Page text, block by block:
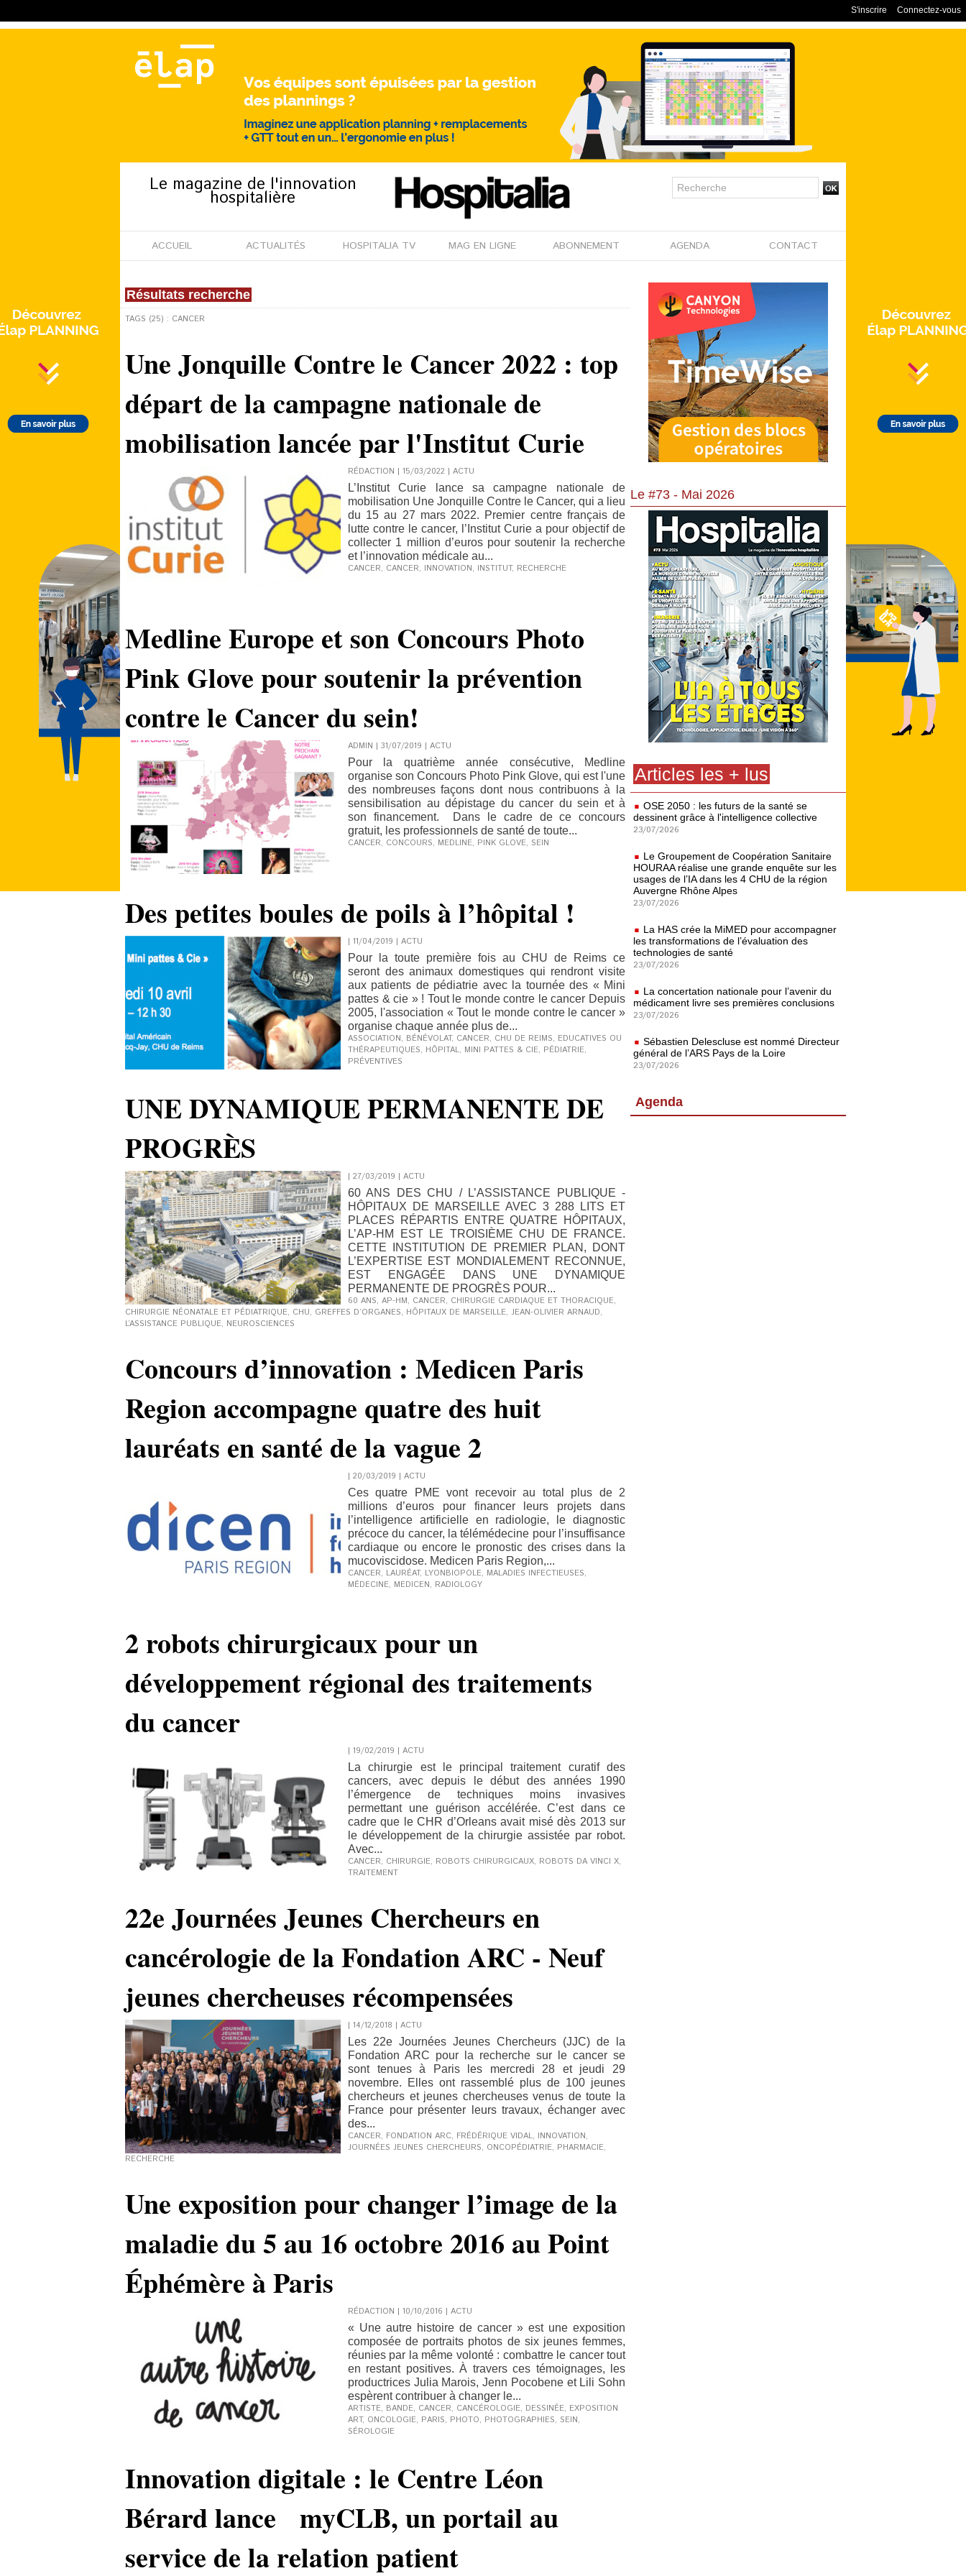
Connectez-vous
S'inscrire
Le magazine de l'innovation
hospitalière
ACCUEIL ACTUALITÉS HOSPITALIA TV MAG EN LIGNE ABONNEMENT AGENDA CONTACT
Résultats recherche
TAGS (25) : CANCER
Une Jonquille Contre le Cancer 2022 : top
départ de la campagne nationale de
mobilisation lancée par l'Institut Curie
RÉDACTION | 15/03/2022 | ACTU
L’Institut Curie lance sa campagne nationale de
mobilisation Une Jonquille Contre le Cancer, qui a lieu
du 15 au 27 mars 2022. Premier centre français de
lutte contre le cancer, l’Institut Curie a pour objectif de
collecter 1 million d’euros pour soutenir la recherche
et l’innovation médicale au...
CANCER, CANCER, INNOVATION, INSTITUT, RECHERCHE
Medline Europe et son Concours Photo
Pink Glove pour soutenir la prévention
contre le Cancer du sein!
ADMIN | 31/07/2019 | ACTU
Pour la quatrième année consécutive, Medline
organise son Concours Photo Pink Glove, qui est l'une
des nombreuses façons dont nous contribuons à la
sensibilisation au dépistage du cancer du sein et à
son financement. Dans le cadre de ce concours
gratuit, les professionnels de santé de toute...
CANCER, CONCOURS, MEDLINE, PINK GLOVE, SEIN
Des petites boules de poils à l’hôpital !
| 11/04/2019 | ACTU
Pour la toute première fois au CHU de Reims ce
seront des animaux domestiques qui rendront visite
aux patients de pédiatrie avec la tournée des « Mini
pattes & cie » ! Tout le monde contre le cancer Depuis
2005, l'association « Tout le monde contre le cancer »
organise chaque année plus de...
ASSOCIATION, BÉNÉVOLAT, CANCER, CHU DE REIMS, EDUCATIVES OU
THÉRAPEUTIQUES, HÔPITAL, MINI PATTES & CIE, PÉDIATRIE,
PRÉVENTIVES
UNE DYNAMIQUE PERMANENTE DE
PROGRÈS
| 27/03/2019 | ACTU
60 ANS DES CHU / L’ASSISTANCE PUBLIQUE -
HÔPITAUX DE MARSEILLE AVEC 3 288 LITS ET
PLACES RÉPARTIS ENTRE QUATRE HÔPITAUX,
L’AP-HM EST LE TROISIÈME CHU DE FRANCE.
CETTE INSTITUTION DE PREMIER PLAN, DONT
L’EXPERTISE EST MONDIALEMENT RECONNUE,
EST ENGAGÉE DANS UNE DYNAMIQUE
PERMANENTE DE PROGRÈS POUR...
60 ANS, AP-HM, CANCER, CHIRURGIE CARDIAQUE ET THORACIQUE,
CHIRURGIE NÉONATALE ET PÉDIATRIQUE, CHU, GREFFES D’ORGANES, HÔPITAUX DE MARSEILLE, JEAN-OLIVIER ARNAUD,
L’ASSISTANCE PUBLIQUE, NEUROSCIENCES
Concours d’innovation : Medicen Paris
Region accompagne quatre des huit
lauréats en santé de la vague 2
| 20/03/2019 | ACTU
Ces quatre PME vont recevoir au total plus de 2
millions d’euros pour financer leurs projets dans
l’intelligence artificielle en radiologie, le diagnostic
précoce du cancer, la télémédecine pour l’insuffisance
cardiaque ou encore le pronostic des crises dans la
mucoviscidose. Medicen Paris Region,...
CANCER, LAURÉAT, LYONBIOPOLE, MALADIES INFECTIEUSES,
MÉDECINE, MEDICEN, RADIOLOGY
2 robots chirurgicaux pour un
développement régional des traitements
du cancer
| 19/02/2019 | ACTU
La chirurgie est le principal traitement curatif des
cancers, avec depuis le début des années 1990
l’émergence de techniques moins invasives
permettant une guérison accélérée. C’est dans ce
cadre que le CHR d’Orleans avait misé dès 2013 sur
le développement de la chirurgie assistée par robot.
Avec...
CANCER, CHIRURGIE, ROBOTS CHIRURGICAUX, ROBOTS DA VINCI X,
TRAITEMENT
22e Journées Jeunes Chercheurs en
cancérologie de la Fondation ARC - Neuf
jeunes chercheuses récompensées
| 14/12/2018 | ACTU
Les 22e Journées Jeunes Chercheurs (JJC) de la
Fondation ARC pour la recherche sur le cancer se
sont tenues à Paris les mercredi 28 et jeudi 29
novembre. Elles ont rassemblé plus de 100 jeunes
chercheurs et jeunes chercheuses venus de toute la
France pour présenter leurs travaux, échanger avec
des...
CANCER, FONDATION ARC, FRÉDÉRIQUE VIDAL, INNOVATION,
JOURNÉES JEUNES CHERCHEURS, ONCOPÉDIATRIE, PHARMACIE,
RECHERCHE
Une exposition pour changer l’image de la
maladie du 5 au 16 octobre 2016 au Point
Éphémère à Paris
RÉDACTION | 10/10/2016 | ACTU
« Une autre histoire de cancer » est une exposition
composée de portraits photos de six jeunes femmes,
réunies par la même volonté : combattre le cancer tout
en restant positives. À travers ces témoignages, les
productrices Julia Marois, Jenn Pocobene et Lili Sohn
espèrent contribuer à changer le...
ARTISTE, BANDE, CANCER, CANCÉROLOGIE, DESSINÉE, EXPOSITION
ART, ONCOLOGIE, PARIS, PHOTO, PHOTOGRAPHIES, SEIN,
SÉROLOGIE
Innovation digitale : le Centre Léon
Bérard lance myCLB, un portail au
service de la relation patient
Le #73 - Mai 2026
Articles les + lus
OSE 2050 : les futurs de la santé se
dessinent grâce à l'intelligence collective
23/07/2026
Le Groupement de Coopération Sanitaire
HOURAA réalise une grande enquête sur les
usages de l’IA dans les 4 CHU de la région
Auvergne Rhône Alpes
23/07/2026
La HAS crée la MiMED pour accompagner
les transformations de l’évaluation des
technologies de santé
23/07/2026
La concertation nationale pour l’avenir du
médicament livre ses premières conclusions
23/07/2026
Sébastien Delescluse est nommé Directeur
général de l’ARS Pays de la Loire
23/07/2026
Agenda